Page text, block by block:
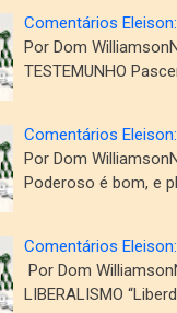
Comentários
Por Dom
TESTEMUNHO
Comentários
Por Dom
Poderoso é bom, e
Comentários
Por Dom
LIBERALISMO